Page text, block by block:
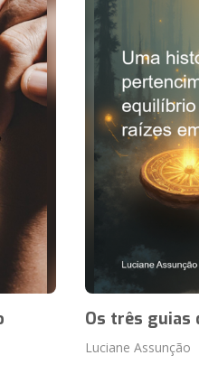
Os três guias
Luciane Assunção